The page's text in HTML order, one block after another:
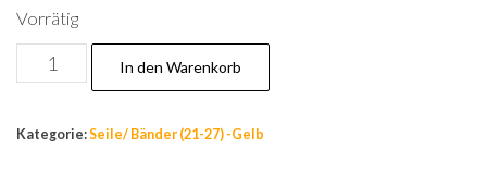
Vorrätig
Nr.26
Expanderseil,Planenseil,Kunststoffseil
mm,30m,Tauwerk,PP-
In den Warenkorb
Kategorie:Seile/ Bänder (21-27) -Gelb